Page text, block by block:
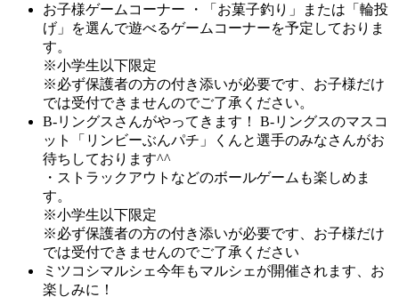
お子様ゲームコーナー ・「お菓子釣り」または「輪投
げ」を選んで遊べるゲームコーナーを予定しておりま
す。
※小学生以下限定
※必ず保護者の方の付き添いが必要です、お子様だけ
では受付できませんのでご了承ください。
B-リングスさんがやってきます！
B-リングスのマスコ
ット「リンビーぶんパチ」くんと選手のみなさんがお
待ちしております^^
・ストラックアウトなどのボールゲームも楽しめま
す。
※小学生以下限定
※必ず保護者の方の付き添いが必要です、お子様だけ
では受付できませんのでご了承ください
ミツコシマルシェ今年もマルシェが開催されます、お
楽しみに！